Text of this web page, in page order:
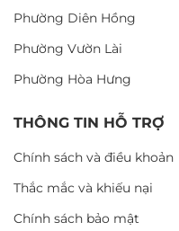
Phường Diên Hồng
Phường Vườn Lài
Phường Hòa Hưng
THÔNG TIN HỖ TRỢ
Chính sách và điều khoản
Thắc mắc và khiếu nại
Chính sách bảo mật